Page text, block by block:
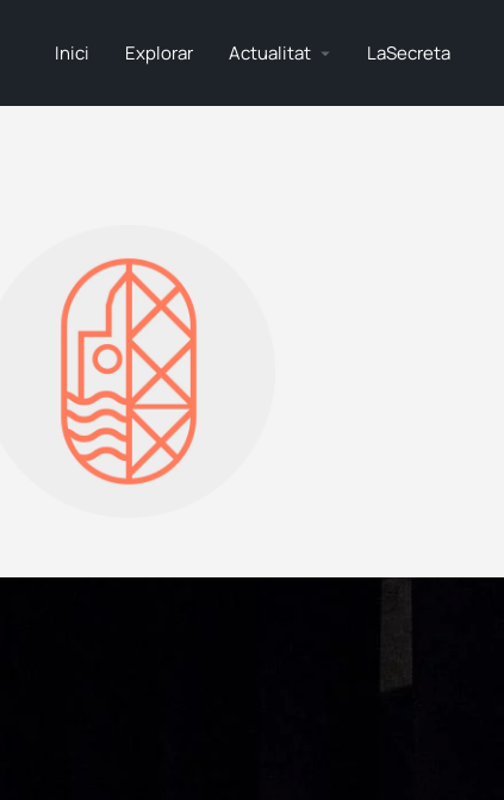
Inici Explorar Actualitat LaSecreta